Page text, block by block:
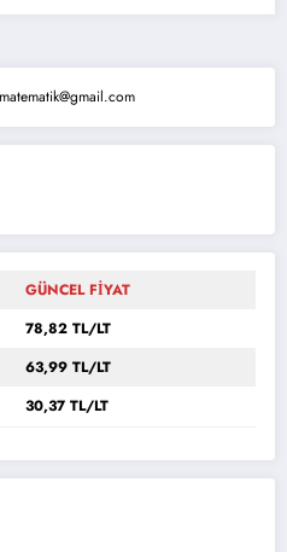
GÜNCEL FİYAT
78,82 TL/LT
63,99 TL/LT
30,37 TL/LT